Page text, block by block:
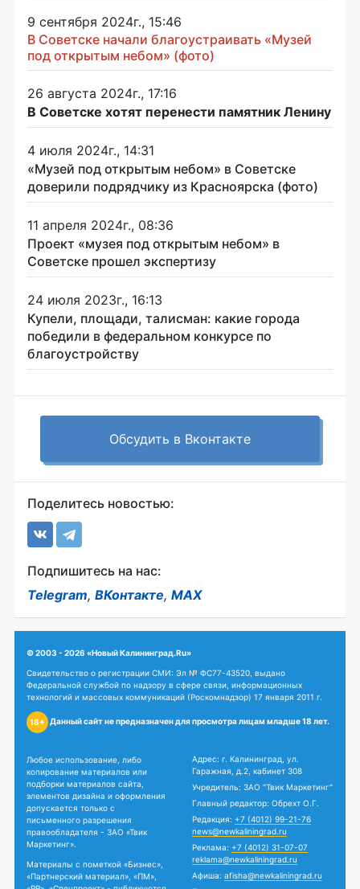
9 сентября 2024г., 15:46
В Советске начали благоустраивать «Музей
под открытым небом» (фото)
26 августа 2024г., 17:16
В Советске хотят перенести памятник Ленину
4 июля 2024г., 14:31
«Музей под открытым небом» в Советске
доверили подрядчику из Красноярска (фото)
11 апреля 2024г., 08:36
Проект «музея под открытым небом» в
Советске прошел экспертизу
24 июля 2023г., 16:13
Купели, площади, талисман: какие города
победили в федеральном конкурсе по
благоустройству
Обсудить в Вконтакте
Поделитесь новостью:
Подпишитесь на нас:
Telegram, ВКонтакте, MAX
© 2003 - 2026 «Новый Калининград.Ru»
Свидетельство о регистрации СМИ: Эл № ФС77-43520, выдано
Федеральной службой по надзору в сфере связи, информационных
технологий и массовых коммуникаций (Роскомнадзор) 17 января 2011 г.
18+ Данный сайт не предназначен для просмотра лицам младше 18 лет.
Любое использование, либо
копирование материалов или
подборки материалов сайта,
элементов дизайна и оформления
допускается только с
письменного разрешения
правообладателя - ЗАО «Твик
Маркетинг».
Материалы с пометкой «Бизнес»,
«Партнерский материал», «ПМ»,
Адрес: г. Калининград, ул.
Гаражная, д.2, кабинет 308
Учредитель: ЗАО "Твик Маркетинг"
Главный редактор: Обрехт О.Г.
Редакция: +7 (4012) 99-21-76
news@newkaliningrad.ru
Реклама: +7 (4012) 31-07-07
reklama@newkaliningrad.ru
Афиша: afisha@newkaliningrad.ru